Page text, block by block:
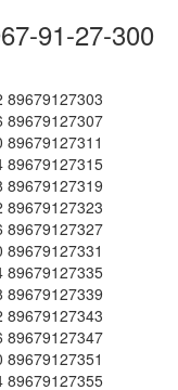
91-27-300
89679127303
89679127307
89679127315
89679127319
89679127323
89679127327
89679127335
89679127339
89679127343
89679127347
89679127355